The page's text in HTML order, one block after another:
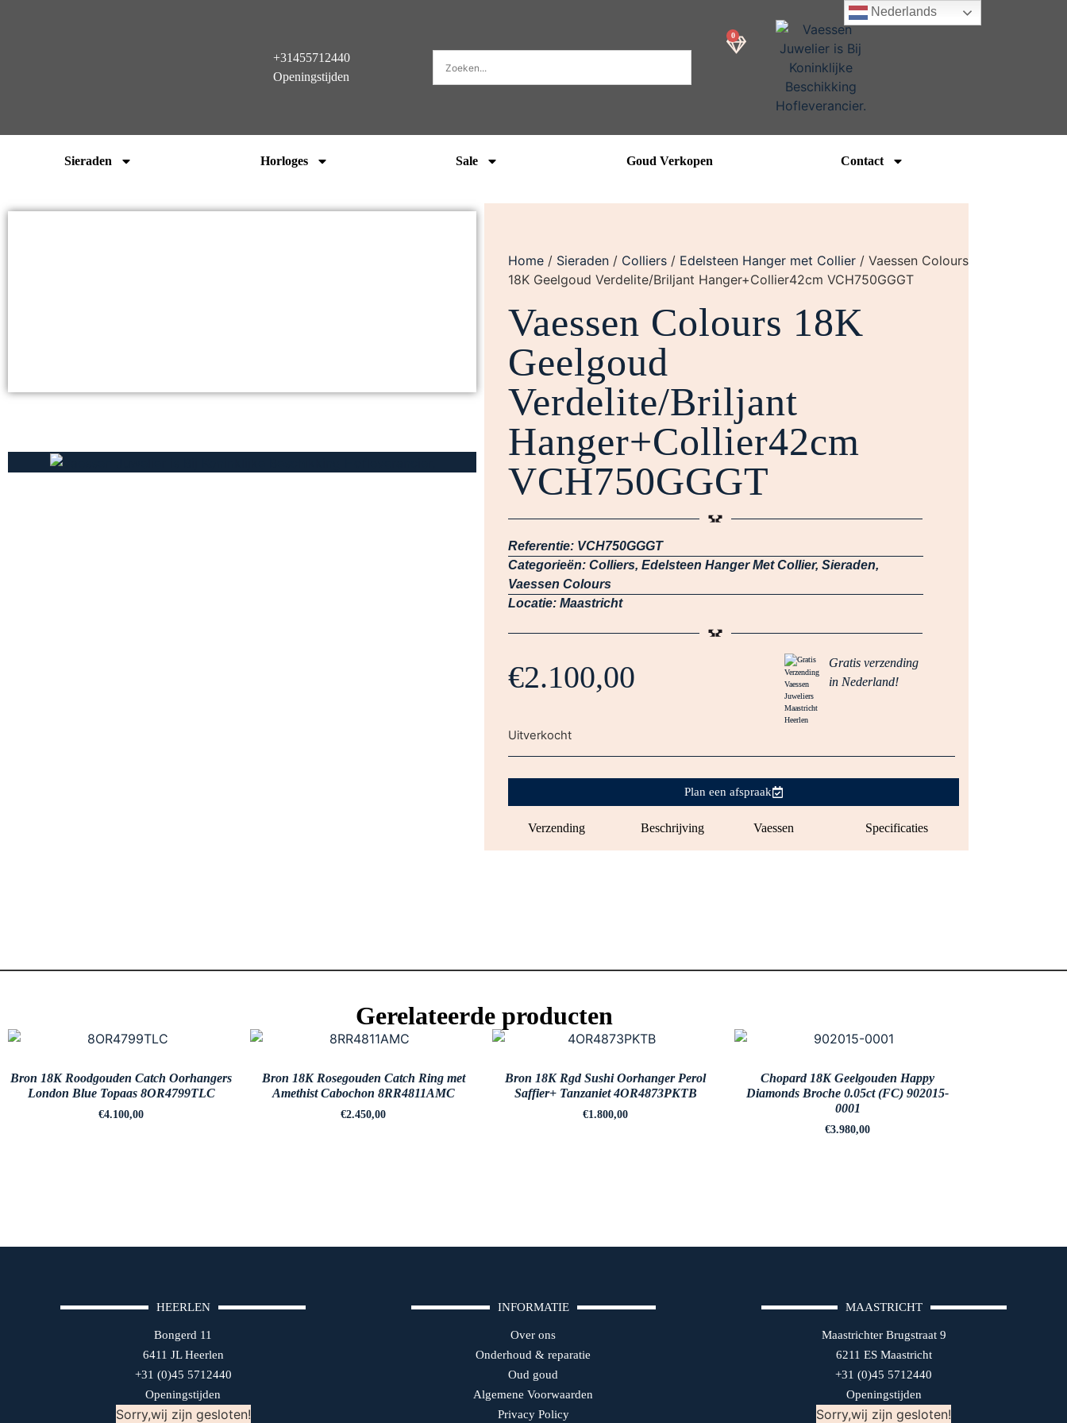
+31455712440
Openingstijden
0
Sieraden Horloges Sale Goud Verkopen Contact
Home / Sieraden / Colliers / Edelsteen Hanger met Collier / Vaessen Colours
18K Geelgoud Verdelite/Briljant Hanger+Collier42cm VCH750GGGT
Vaessen Colours 18K
Geelgoud
Verdelite/Briljant
Hanger+Collier42cm
VCH750GGGT
Referentie: VCH750GGGT
Categorieën: Colliers, Edelsteen Hanger Met Collier, Sieraden,
Vaessen Colours
Locatie: Maastricht
€2.100,00
Gratis verzending
in Nederland!
Uitverkocht
Plan een afspraak
Verzending Beschrijving Vaessen Specificaties
Gerelateerde producten
Bron 18K Roodgouden Catch Oorhangers
London Blue Topaas 8OR4799TLC
€4.100,00
Bron 18K Rosegouden Catch Ring met
Amethist Cabochon 8RR4811AMC
€2.450,00
Bron 18K Rgd Sushi Oorhanger Perol
Saffier+ Tanzaniet 4OR4873PKTB
€1.800,00
Chopard 18K Geelgouden Happy
Diamonds Broche 0.05ct (FC) 902015-
0001
€3.980,00
HEERLEN
Bongerd 11
6411 JL Heerlen
+31 (0)45 5712440
Openingstijden
Sorry,wij zijn gesloten!
INFORMATIE
Over ons
Onderhoud & reparatie
Oud goud
Algemene Voorwaarden
Privacy Policy
MAASTRICHT
Maastrichter Brugstraat 9
6211 ES Maastricht
+31 (0)45 5712440
Openingstijden
Sorry,wij zijn gesloten!
Nederlands